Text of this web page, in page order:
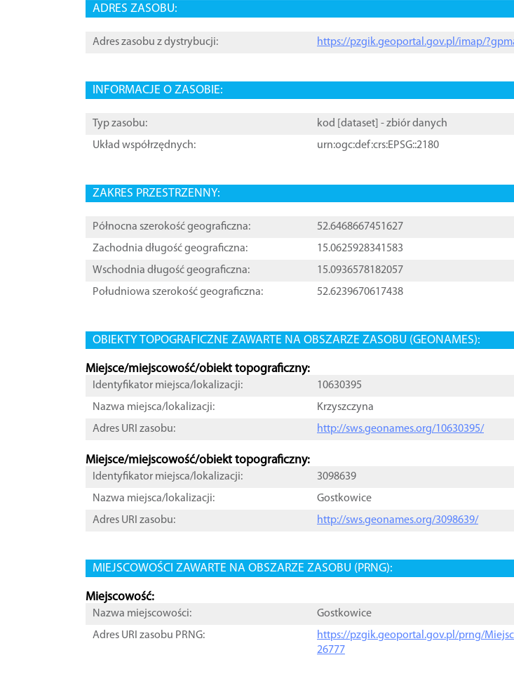
ADRES ZASOBU:
Adres zasobu z dystrybucji: https://pzgik.geoportal.gov.pl/imap/
INFORMACJE O ZASOBIE:
Typ zasobu: kod [ dataset ] - zbiór danych
Układ współrzędnych:
urn:ogc:def:crs:EPSG::2180
ZAKRES PRZESTRZENNY:
Północna szerokość geograficzna:
52.6468667451627
Zachodnia długość geograficzna:
15.0625928341583
Wschodnia długość geograficzna:
15.0936578182057
Południowa szerokość geograficzna:
52.6239670617438
OBIEKTY TOPOGRAFICZNE ZAWARTE NA OBSZARZE ZASOBU (GEONAMES):
Miejsce/miejscowość/obiekt topograficzny:
Identyfikator miejsca/lokalizacji:
10630395
Nazwa miejsca/lokalizacji:
Krzyszczyna
Adres URI zasobu:
http://sws.geonames.org/10630395/
Miejsce/miejscowość/obiekt topograficzny:
Identyfikator miejsca/lokalizacji:
3098639
Nazwa miejsca/lokalizacji:
Gostkowice
Adres URI zasobu:
http://sws.geonames.org/3098639/
MIEJSCOWOŚCI ZAWARTE NA OBSZARZE ZASOBU (PRNG):
Miejscowość:
Nazwa miejscowości:
Gostkowice
Adres URI zasobu PRNG:
https://pzgik.geoportal.gov.pl/prng/
26777